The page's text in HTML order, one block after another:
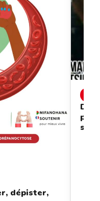
dépister,